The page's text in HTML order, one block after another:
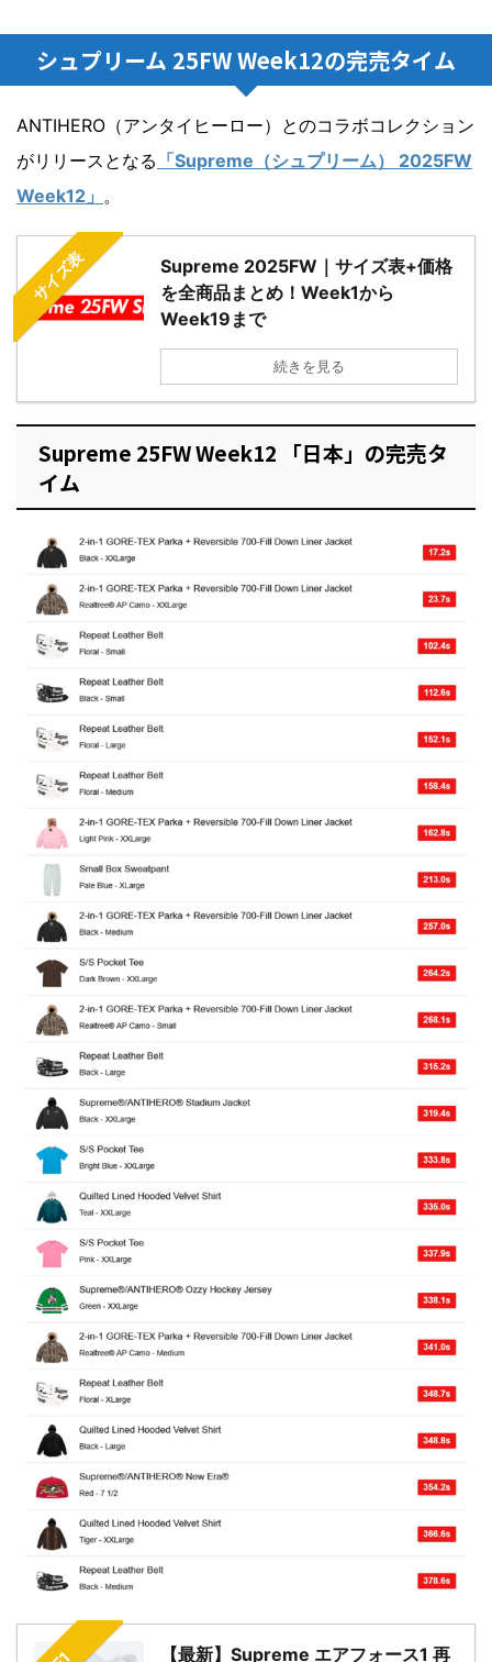
シュプリーム 25FW Week12の完売タイム
ANTIHERO（アンタイヒーロー）とのコラボコレクション
がリリースとなる 「Supreme（シュプリーム） 2025FW
Week12」 。
サイズ表
Supreme 2025FW｜サイズ表+価格
を全商品まとめ！Week1から
Week19まで
続きを見る
Supreme 25FW Week12 「日本」の完売タ
イム
【最新】Supreme エアフォース1 再